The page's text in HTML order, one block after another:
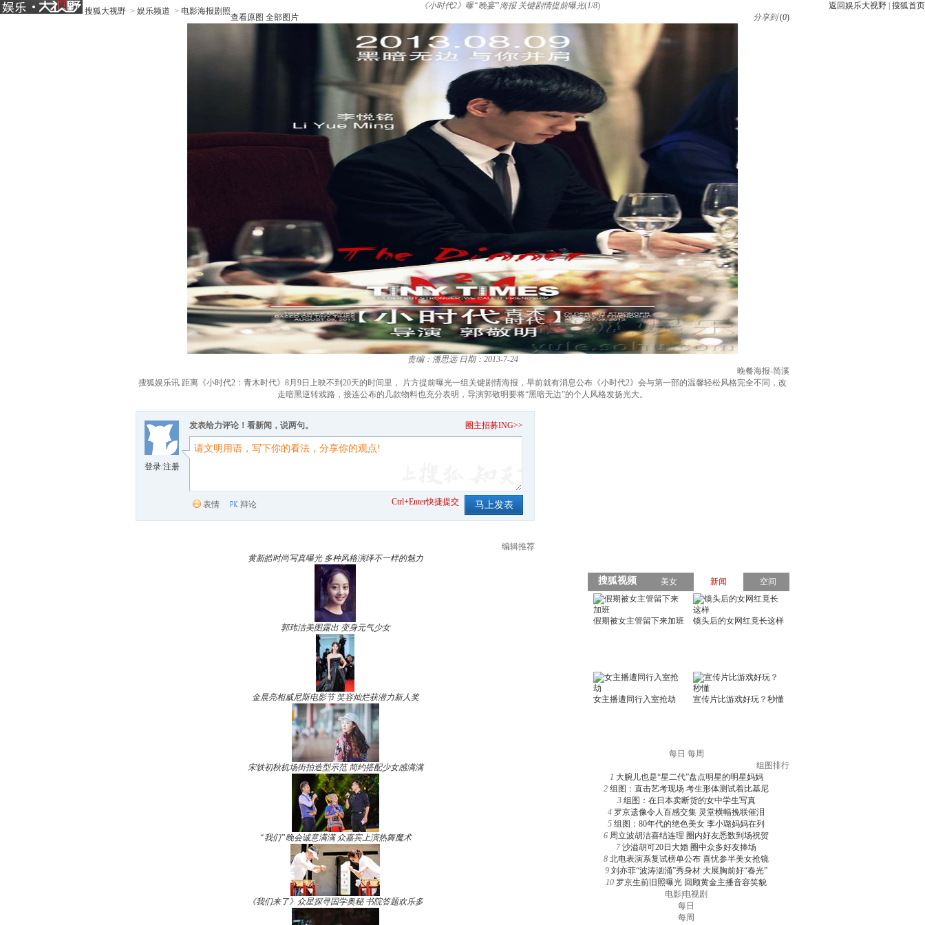
搜狐大视野 > 娱乐频道 > 电影海报剧照
返回娱乐大视野 搜狐首页
《小时代2》曝“晚宴”海报 关键剧情提前曝光(1/8)
查看原图 全部图片 分享到 (0)
责编：潘思远 日期：2013-7-24
晚餐海报-简溪
搜狐娱乐讯 距离《小时代2：青木时代》8月9日上映不到20天的时间里， 片方提前曝光一组关键剧情海报，早前就有消息公布《小时代2》会与第一部的温馨轻松风格完全不同，改
走暗黑逆转戏路，接连公布的几款物料也充分表明，导演郭敬明要将“黑暗无边”的个人风格发扬光大。
登录/注册
发表给力评论！看新闻，说两句。 圈主招募ING>>
表情 辩论 Ctrl+Enter快捷提交
编辑推荐
黄新皓时尚写真曝光 多种风格演绎不一样的魅力
郭玮洁美图露出 变身元气少女
金晨亮相威尼斯电影节 笑容灿烂获潜力新人奖
宋轶初秋机场街拍造型示范 简约搭配少女感满满
“我们”晚会诚意满满 众嘉宾上演热舞魔术
《我们来了》众星探寻国学奥秘 书院答题欢乐多
每日 每周
组图排行
1 大腕儿也是“星二代”盘点明星的明星妈妈
2 组图：直击艺考现场 考生形体测试着比基尼
3 组图：在日本卖断货的女中学生写真
4 罗京遗像令人百感交集 灵堂横幅挽联催泪
5 组图：80年代的绝色美女 李小璐妈妈在列
6 周立波胡洁喜结连理 圈内好友悉数到场祝贺
7 沙溢胡可20日大婚 圈中众多好友捧场
8 北电表演系复试榜单公布 喜忧参半美女抢镜
9 刘亦菲“波涛汹涌”秀身材 大展胸前好“春光”
10 罗京生前旧照曝光 回顾黄金主播音容笑貌
电影 电视剧
每日
每周